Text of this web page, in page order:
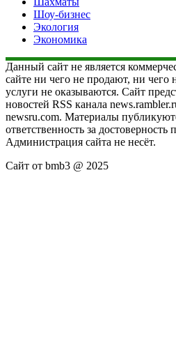
Шоу-бизнес
Экология
Экономика
Данный сайт не является
сайте ни чего не продают, ни чего
услуги не оказываются. Сайт
новостей RSS канала
newsru.com. Материалы
ответственность за
Администрация сайта не несёт.
Сайт от bmb3 @ 2025